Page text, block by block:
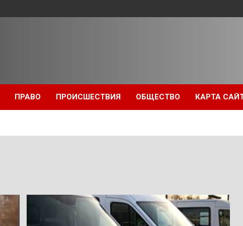
ПРАВО ПРОИСШЕСТВИЯ ОБЩЕСТВО КАРТА